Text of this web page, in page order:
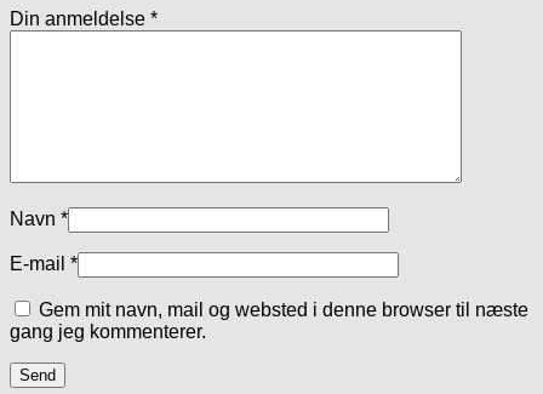
Din anmeldelse *
Navn *
E-mail *
Gem mit navn, mail og websted i denne browser til næste
gang jeg kommenterer.